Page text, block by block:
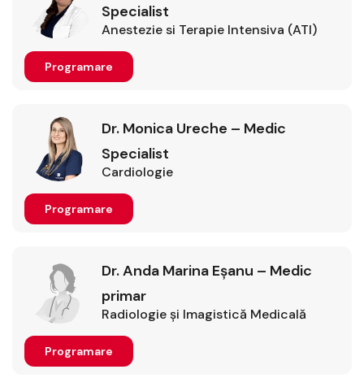
Specialist
Anestezie si Terapie Intensiva (ATI)
Programare
Dr. Monica Ureche – Medic
Specialist
Cardiologie
Programare
Dr. Anda Marina Eșanu – Medic
primar
Radiologie şi Imagistică Medicală
Programare